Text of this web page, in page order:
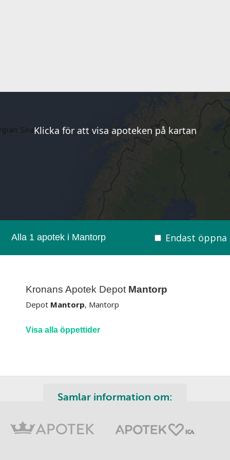
Klicka för att visa apoteken på kartan
Alla 1 apotek i Mantorp Endast
Kronans Apotek Depot Mantorp
Depot Mantorp, Mantorp
Visa alla öppettider
Samlar information om: